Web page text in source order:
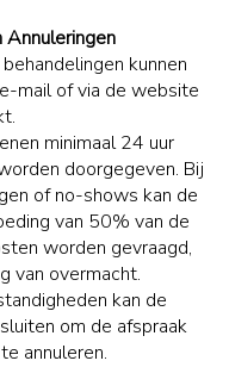
Annuleringen
kunnen
mail of via de website
minimaal 24 uur
doorgegeven. Bij
of no-shows kan de
van 50% van de
worden gevraagd,
van overmacht.
kan de
om de afspraak
annuleren.